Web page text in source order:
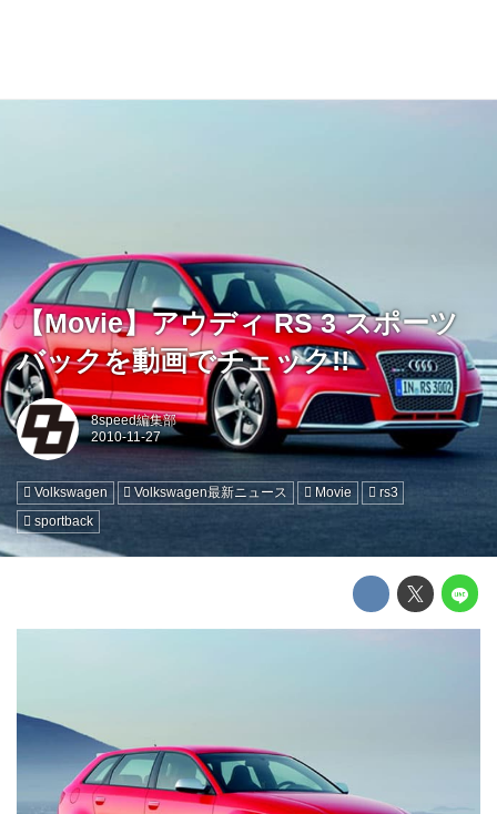
【Movie】アウディ RS 3 スポーツ
バックを動画でチェック!!
8speed編集部
Volkswagen Volkswagen最新ニュース Movie
rs3
sportback